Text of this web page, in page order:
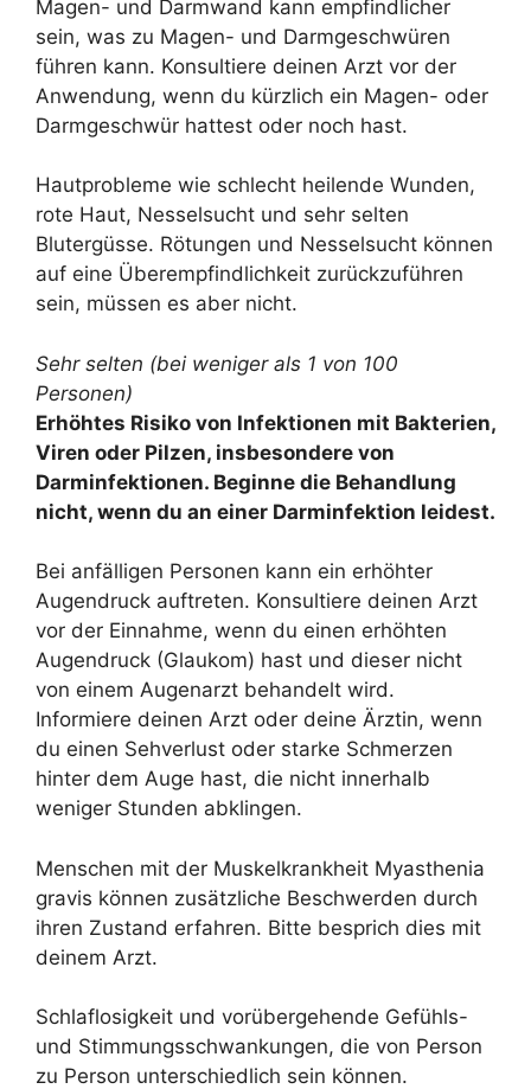
Magen- und Darmwand kann empfindlicher
sein, was zu Magen- und Darmgeschwüren
führen kann. Konsultiere deinen Arzt vor der
Anwendung, wenn du kürzlich ein Magen- oder
Darmgeschwür hattest oder noch hast.
Hautprobleme wie schlecht heilende Wunden,
rote Haut, Nesselsucht und sehr selten
Blutergüsse. Rötungen und Nesselsucht können
auf eine Überempfindlichkeit zurückzuführen
sein, müssen es aber nicht.
Sehr selten (bei weniger als 1 von 100
Personen)
Erhöhtes Risiko von Infektionen mit Bakterien,
Viren oder Pilzen, insbesondere von
Darminfektionen. Beginne die Behandlung
nicht, wenn du an einer Darminfektion leidest.
Bei anfälligen Personen kann ein erhöhter
Augendruck auftreten. Konsultiere deinen Arzt
vor der Einnahme, wenn du einen erhöhten
Augendruck (Glaukom) hast und dieser nicht
von einem Augenarzt behandelt wird.
Informiere deinen Arzt oder deine Ärztin, wenn
du einen Sehverlust oder starke Schmerzen
hinter dem Auge hast, die nicht innerhalb
weniger Stunden abklingen.
Menschen mit der Muskelkrankheit Myasthenia
gravis können zusätzliche Beschwerden durch
ihren Zustand erfahren. Bitte besprich dies mit
deinem Arzt.
Schlaflosigkeit und vorübergehende Gefühls-
und Stimmungsschwankungen, die von Person
zu Person unterschiedlich sein können.